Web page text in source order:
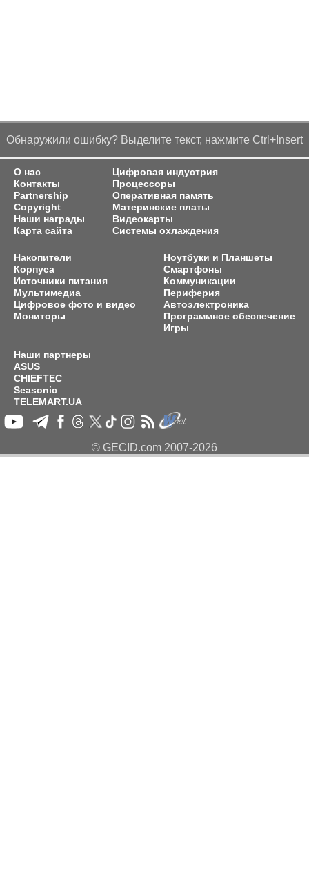
Обнаружили ошибку? Выделите текст, нажмите Ctrl+Insert
О нас
Контакты
Partnership
Copyright
Наши награды
Карта сайта
Цифровая индустрия
Процессоры
Оперативная память
Материнские платы
Видеокарты
Системы охлаждения
Накопители
Корпуса
Источники питания
Мультимедиа
Цифровое фото и видео
Мониторы
Ноутбуки и Планшеты
Смартфоны
Коммуникации
Периферия
Автоэлектроника
Программное обеспечение
Игры
Наши партнеры
ASUS
CHIEFTEC
Seasonic
TELEMART.UA
© GECID.com 2007-2026